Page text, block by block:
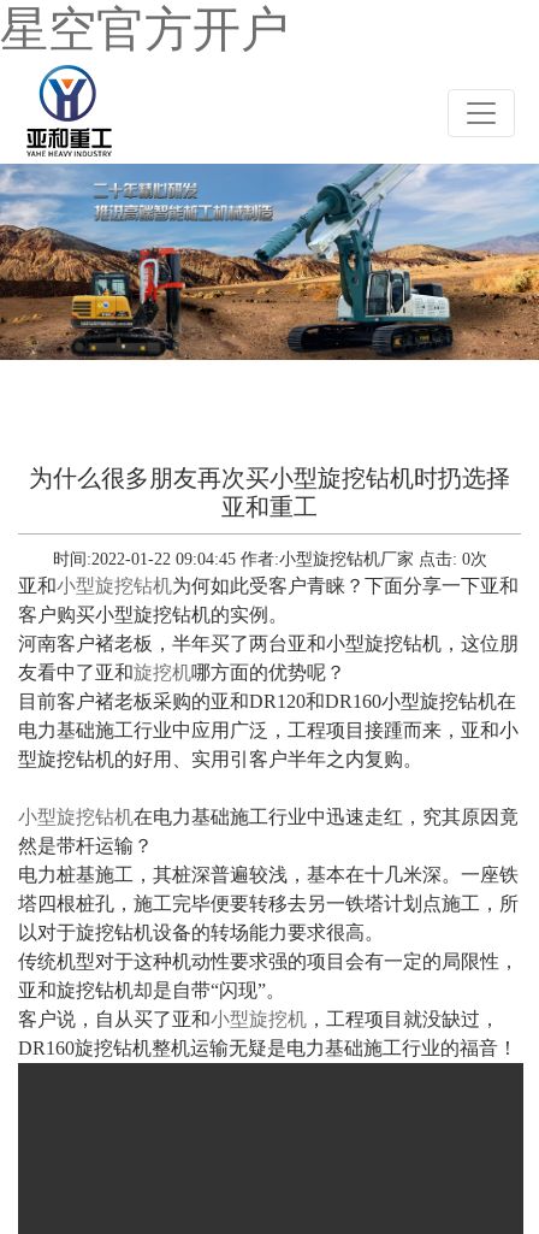
星空官方开户
为什么很多朋友再次买小型旋挖钻机时扔选择
亚和重工
时间:2022-01-22 09:04:45 作者:小型旋挖钻机厂家 点击: 0次
亚和小型旋挖钻机为何如此受客户青睐？下面分享一下亚和
客户购买小型旋挖钻机的实例。
河南客户褚老板，半年买了两台亚和小型旋挖钻机， 这位朋
友看中了亚和旋挖机哪方面的优势呢？
目前客户褚老板采购的亚和DR120和DR160小型旋挖钻机在
电力基础施工行业中应用广泛，工程项目接踵而来，亚和小
型旋挖钻机的好用、实用引客户半年之内复购。
小型旋挖钻机在电力基础施工行业中迅速走红，究其原因竟
然是带杆运输？
电力桩基施工，其桩深普遍较浅，基本在十几米深。一座铁
塔四根桩孔，施工完毕便要转移去另一铁塔计划点施工，所
以对于旋挖钻机设备的转场能力要求很高。
传统机型对于这种机动性要求强的项目会有一定的局限性，
亚和旋挖钻机却是自带“闪现”。
客户说，自从买了亚和小型旋挖机 ，工程项目就没缺过，
DR160旋挖钻机整机运输无疑是电力基础施工行业的福音！